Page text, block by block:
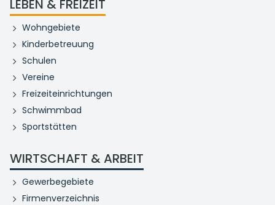
LEBEN & FREIZEIT
Wohngebiete
Kinderbetreuung
Schulen
Vereine
Freizeiteinrichtungen
Schwimmbad
Sportstätten
WIRTSCHAFT & ARBEIT
Gewerbegebiete
Firmenverzeichnis